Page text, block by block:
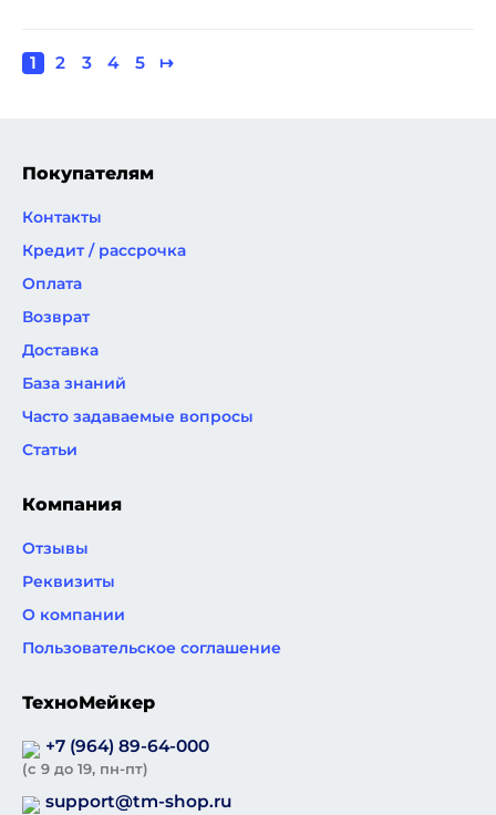
Нумерация
Текущая
1 Page
2 Page
3 Page
4 Page
5
Следующая
↦
Покупателям
Контакты
Кредит / рассрочка
Оплата
Возврат
Доставка
База знаний
Часто задаваемые вопросы
Статьи
Компания
Отзывы
Реквизиты
О компании
Пользовательское соглашение
ТехноМейкер
+7 (964) 89-64-000
(с 9 до 19, пн-пт)
support@tm-shop.ru